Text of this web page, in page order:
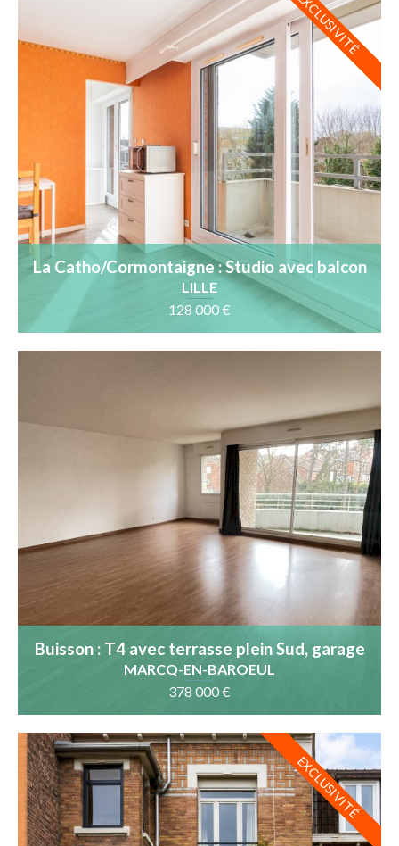
EXCLUSIVITÉ
La Catho/Cormontaigne : Studio avec balcon
au calme, 3ème étage
LILLE
128 000 €
Buisson : T4 avec terrasse plein Sud, garage
boxe au calme
MARCQ-EN-BAROEUL
378 000 €
EXCLUSIVITÉ